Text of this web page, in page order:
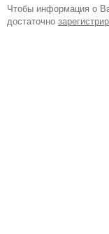
Чтобы информация о
достаточно